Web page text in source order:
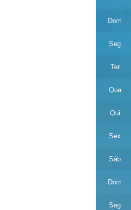
Dom
Seg
Ter
Qua
Qui
Sex
Sáb
Dom
Seg